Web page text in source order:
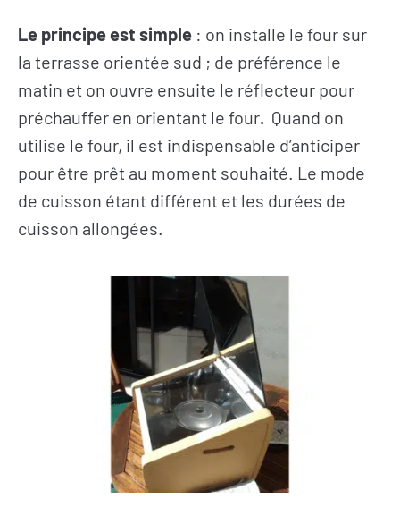
Le principe est simple : on installe le four sur
la terrasse orientée sud ; de préférence le
matin et on ouvre ensuite le réflecteur pour
préchauffer en orientant le four. Quand on
utilise le four, il est indispensable d’anticiper
pour être prêt au moment souhaité. Le mode
de cuisson étant différent et les durées de
cuisson allongées.